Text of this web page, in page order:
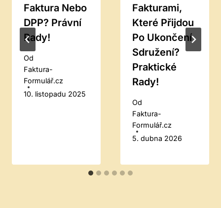
Faktura Nebo
DPP? Právní
Rady!
Od
Faktura-
Formulář.cz
10. listopadu 2025
Fakturami,
Které Přijdou
Po Ukončení
Sdružení?
Praktické
Rady!
Od
Faktura-
Formulář.cz
5. dubna 2026